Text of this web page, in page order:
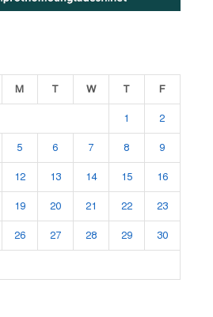
M T W T F
1 2
5 6 7 8 9
12 13 14 15 16
19 20 21 22 23
26 27 28 29 30